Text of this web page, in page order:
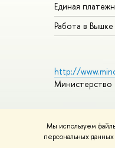
Мы используем
персональных
Единая
Работа в Вышке
http://
Министерство
© НИУ ВШЭ
Шрифты HSE